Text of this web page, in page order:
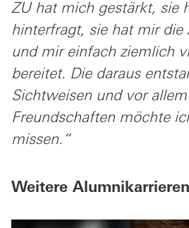
ZU hat mich gestärkt, sie
hinterfragt, sie hat mir die
und mir einfach ziemlich
bereitet. Die daraus
Sichtweisen und vor
Freundschaften möchte
missen.“
Weitere Alumnikarrieren